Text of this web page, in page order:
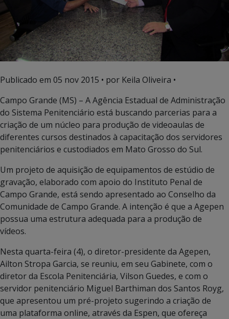
Publicado em 05 nov 2015 • por Keila Oliveira •
Campo Grande (MS) – A Agência Estadual de Administração
do Sistema Penitenciário está buscando parcerias para a
criação de um núcleo para produção de videoaulas de
diferentes cursos destinados à capacitação dos servidores
penitenciários e custodiados em Mato Grosso do Sul.
Um projeto de aquisição de equipamentos de estúdio de
gravação, elaborado com apoio do Instituto Penal de
Campo Grande, está sendo apresentado ao Conselho da
Comunidade de Campo Grande. A intenção é que a Agepen
possua uma estrutura adequada para a produção de
vídeos.
Nesta quarta-feira (4), o diretor-presidente da Agepen,
Ailton Stropa Garcia, se reuniu, em seu Gabinete, com o
diretor da Escola Penitenciária, Vilson Guedes, e com o
servidor penitenciário Miguel Barthiman dos Santos Royg,
que apresentou um pré-projeto sugerindo a criação de
uma plataforma online, através da Espen, que ofereça